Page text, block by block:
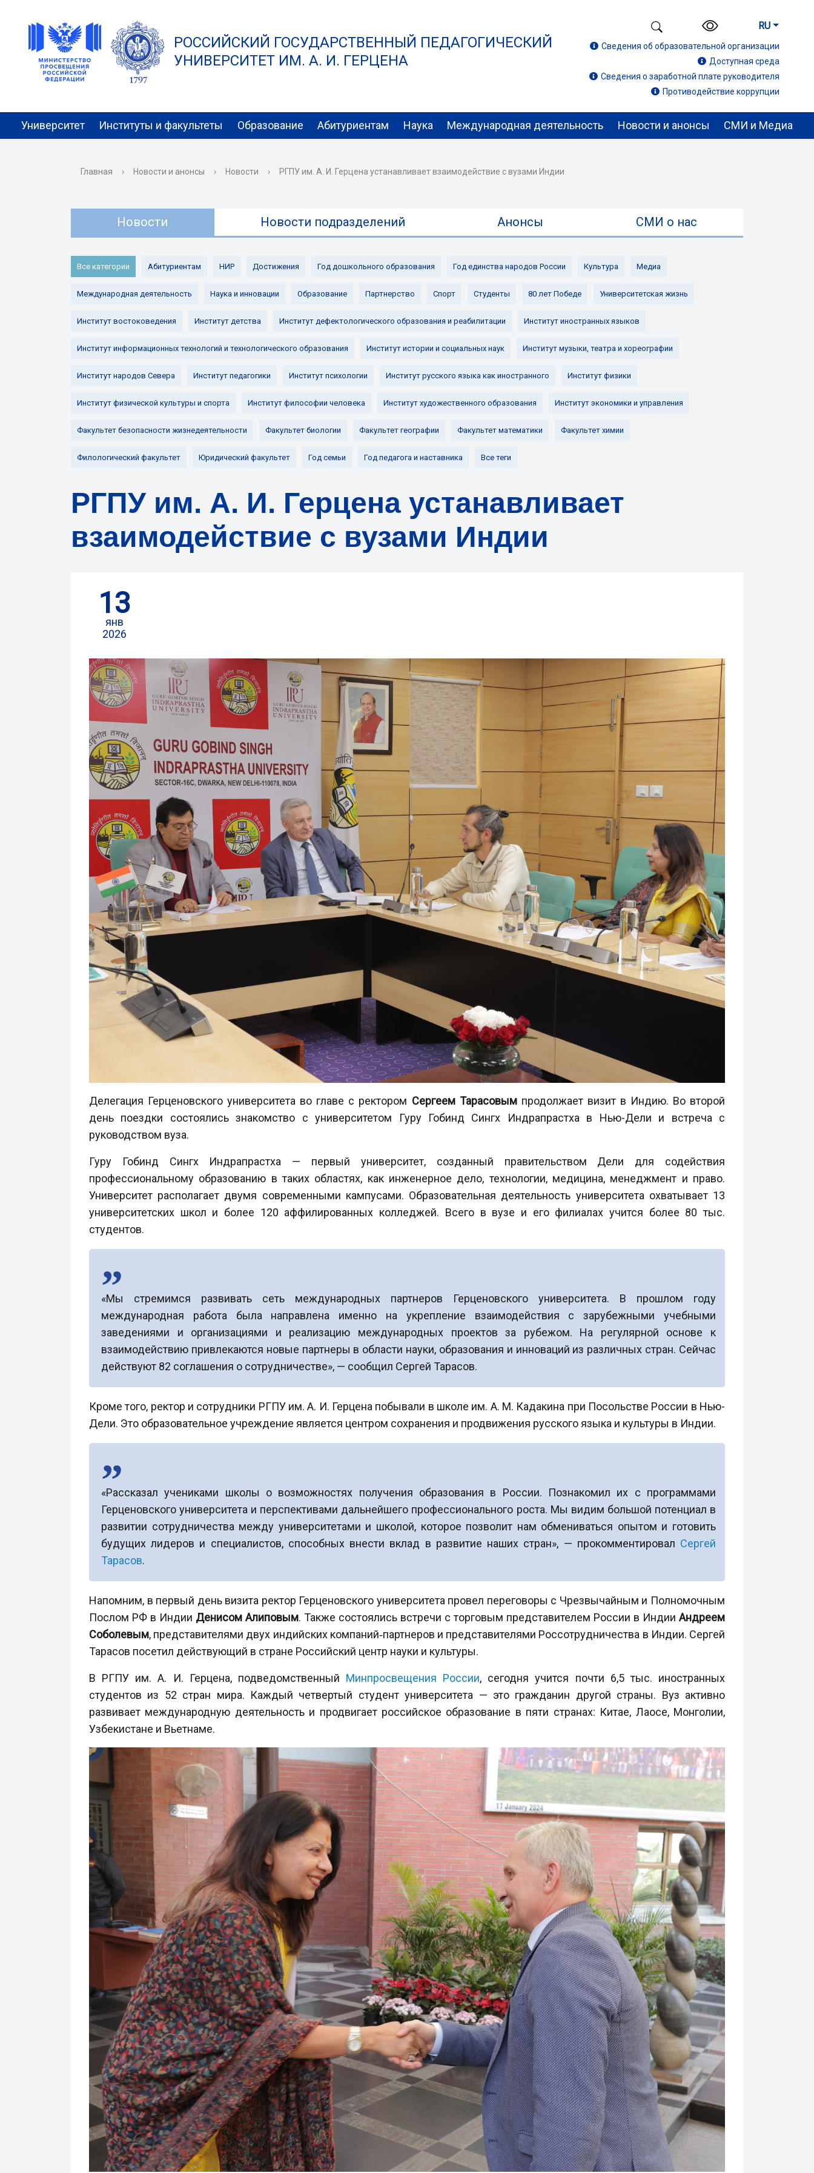
РОССИЙСКИЙ ГОСУДАРСТВЕННЫЙ ПЕДАГОГИЧЕСКИЙ
УНИВЕРСИТЕТ ИМ. А. И. ГЕРЦЕНА
RU
Сведения об образовательной организации
Доступная среда
Сведения о заработной плате руководителя
Противодействие коррупции
Университет Институты и факультеты Образование Абитуриентам Наука Международная деятельность Новости и анонсы СМИ и Медиа
Главная › Новости и анонсы › Новости › РГПУ им. А. И. Герцена устанавливает взаимодействие с вузами Индии
Новости Новости подразделений Анонсы СМИ о нас
Все категории Абитуриентам НИР Достижения Год дошкольного образования Год единства народов России Культура Медиа
Международная деятельность Наука и инновации Образование Партнерство Спорт Студенты 80 лет Победе Университетская жизнь
Институт востоковедения Институт детства Институт дефектологического образования и реабилитации Институт иностранных языков
Институт информационных технологий и технологического образования Институт истории и социальных наук Институт музыки, театра и хореографии
Институт народов Севера Институт педагогики Институт психологии Институт русского языка как иностранного Институт физики
Институт физической культуры и спорта Институт философии человека Институт художественного образования Институт экономики и управления
Факультет безопасности жизнедеятельности Факультет биологии Факультет географии Факультет математики Факультет химии
Филологический факультет Юридический факультет Год семьи Год педагога и наставника Все теги
РГПУ им. А. И. Герцена устанавливает
взаимодействие с вузами Индии
13
янв
2026
Делегация Герценовского университета во главе с ректором Сергеем Тарасовымпродолжает визит в Индию. Во второй
день поездки состоялись знакомство с университетом Гуру Гобинд Сингх Индрапрастха в Нью-Дели и встреча с
руководством вуза.
Гуру Гобинд Сингх Индрапрастха — первый университет, созданный правительством Дели для содействия
профессиональному образованию в таких областях, как инженерное дело, технологии, медицина, менеджмент и право.
Университет располагает двумя современными кампусами. Образовательная деятельность университета охватывает 13
университетских школ и более 120 аффилированных колледжей. Всего в вузе и его филиалах учится более 80 тыс.
студентов.
«Мы стремимся развивать сеть международных партнеров Герценовского университета. В прошлом году
международная работа была направлена именно на укрепление взаимодействия с зарубежными учебными
заведениями и организациями и реализацию международных проектов за рубежом. На регулярной основе к
взаимодействию привлекаются новые партнеры в области науки, образования и инноваций из различных стран. Сейчас
действуют 82 соглашения о сотрудничестве», — сообщил Сергей Тарасов.
Кроме того, ректор и сотрудники РГПУ им. А. И. Герцена побывали в школе им. А. М. Кадакина при Посольстве России в Нью-
Дели. Это образовательное учреждение является центром сохранения и продвижения русского языка и культуры в Индии.
«Рассказал учениками школы о возможностях получения образования в России. Познакомил их с программами
Герценовского университета и перспективами дальнейшего профессионального роста. Мы видим большой потенциал в
развитии сотрудничества между университетами и школой, которое позволит нам обмениваться опытом и готовить
будущих лидеров и специалистов, способных внести вклад в развитие наших стран», — прокомментировал Сергей
Тарасов.
Напомним, в первый день визита ректор Герценовского университета провел переговоры с Чрезвычайным и Полномочным
Послом РФ в Индии Денисом Алиповым. Также состоялись встречи с торговым представителем России в Индии Андреем
Соболевым, представителями двух индийских компаний‑партнеров и представителями Россотрудничества в Индии. Сергей
Тарасов посетил действующий в стране Российский центр науки и культуры.
В РГПУ им. А. И. Герцена, подведомственный Минпросвещения России, сегодня учится почти 6,5 тыс. иностранных
студентов из 52 стран мира. Каждый четвертый студент университета — это гражданин другой страны. Вуз активно
развивает международную деятельность и продвигает российское образование в пяти странах: Китае, Лаосе, Монголии,
Узбекистане и Вьетнаме.